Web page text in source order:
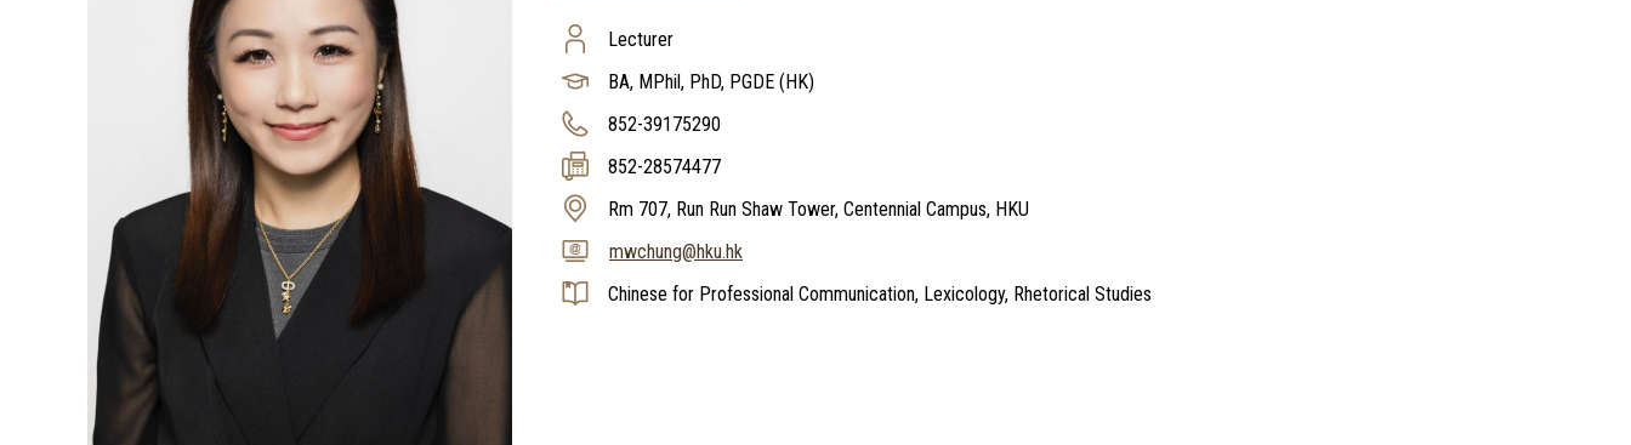
Lecturer
BA, MPhil, PhD, PGDE (HK)
852-39175290
852-28574477
Rm 707, Run Run Shaw Tower, Centennial Campus, HKU
mwchung@hku.hk
Chinese for Professional Communication, Lexicology, Rhetorical Studies